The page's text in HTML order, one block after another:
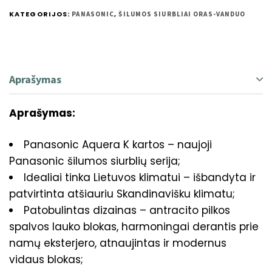
KATEGORIJOS: PANASONIC,ŠILUMOS SIURBLIAI ORAS-VANDUO
Aprašymas
Aprašymas:
Panasonic Aquera K kartos – naujoji
Panasonic šilumos siurblių serija;
Idealiai tinka Lietuvos klimatui – išbandyta ir
patvirtinta atšiauriu Skandinavišku klimatu;
Patobulintas dizainas – antracito pilkos
spalvos lauko blokas, harmoningai derantis prie
namų eksterjero, atnaujintas ir modernus
vidaus blokas;